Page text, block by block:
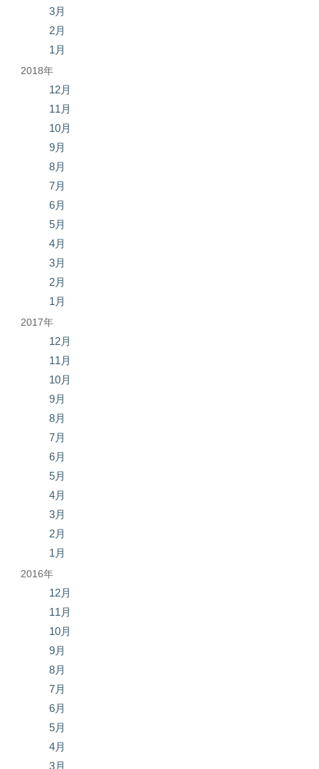
3月
2月
1月
2018年
12月
11月
10月
9月
8月
7月
6月
5月
4月
3月
2月
1月
2017年
12月
11月
10月
9月
8月
7月
6月
5月
4月
3月
2月
1月
2016年
12月
11月
10月
9月
8月
7月
6月
5月
4月
3月